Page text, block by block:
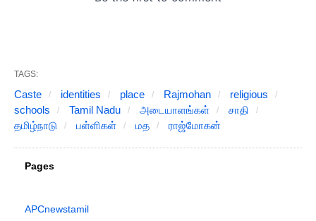
TAGS:
Caste identities place Rajmohan
religious
schools
Tamil Nadu அடையாளங்கள்
சாதி
தமிழ்நாடு
பள்ளிகள் மத ராஜ்மோகன்
Pages
APCnewstamil